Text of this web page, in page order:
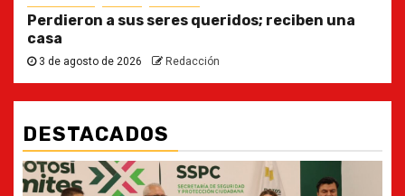
Perdieron a sus seres queridos; reciben una
casa
3 de agosto de 2026 Redacción
DESTACADOS